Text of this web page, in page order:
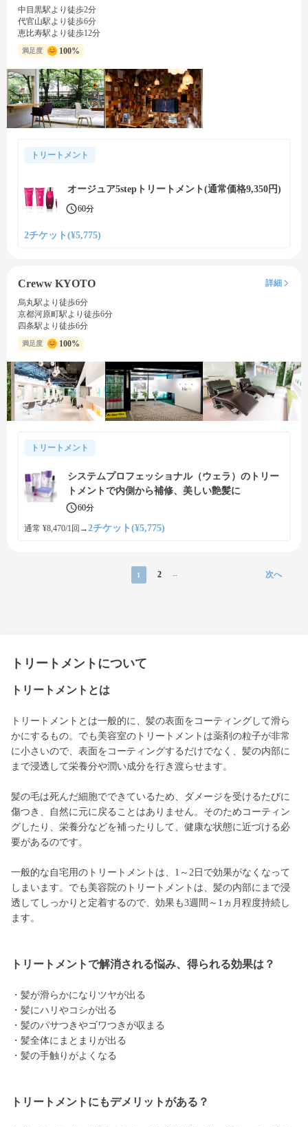
中目黒駅より徒歩2分
代官山駅より徒歩6分
恵比寿駅より徒歩12分
満足度 100%
トリートメント
オージュア5stepトリートメント(通常価格9,350円)
60分
2チケット(¥5,775)
Creww KYOTO
詳細
烏丸駅より徒歩6分
京都河原町駅より徒歩6分
四条駅より徒歩6分
満足度 100%
トリートメント
システムプロフェッショナル（ウェラ）のトリー
トメントで内側から補修、美しい艶髪に
60分
通常 ¥8,470/1回 →2チケット(¥5,775)
1 2 次へ
トリートメントについて
トリートメントとは
トリートメントとは一般的に、髪の表面をコーティングして滑ら
かにするもの。でも美容室のトリートメントは薬剤の粒子が非常
に小さいので、表面をコーティングするだけでなく、髪の内部に
まで浸透して栄養分や潤い成分を行き渡らせます。
髪の毛は死んだ細胞でできているため、ダメージを受けるたびに
傷つき、自然に元に戻ることはありません。そのためコーティン
グしたり、栄養分などを補ったりして、健康な状態に近づける必
要があるのです。
一般的な自宅用のトリートメントは、1～2日で効果がなくなって
しまいます。でも美容院のトリートメントは、髪の内部にまで浸
透してしっかりと定着するので、効果も3週間～1ヵ月程度持続し
ます。
トリートメントで解消される悩み、得られる効果は？
・髪が滑らかになりツヤが出る
・髪にハリやコシが出る
・髪のパサつきやゴワつきが収まる
・髪全体にまとまりが出る
・髪の手触りがよくなる
トリートメントにもデメリットがある？